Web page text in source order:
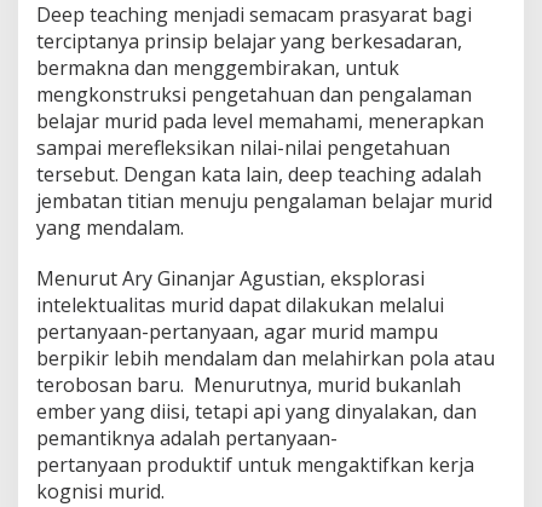
Deep teaching menjadi semacam prasyarat bagi
terciptanya prinsip belajar yang berkesadaran,
bermakna dan menggembirakan, untuk
mengkonstruksi pengetahuan dan pengalaman
belajar murid pada level memahami, menerapkan
sampai merefleksikan nilai-nilai pengetahuan
tersebut. Dengan kata lain, deep teaching adalah
jembatan titian menuju pengalaman belajar murid
yang mendalam.
Menurut Ary Ginanjar Agustian, eksplorasi
intelektualitas murid dapat dilakukan melalui
pertanyaan-pertanyaan, agar murid mampu
berpikir lebih mendalam dan melahirkan pola atau
terobosan baru. Menurutnya, murid bukanlah
ember yang diisi, tetapi api yang dinyalakan, dan
pemantiknya adalah pertanyaan-
pertanyaan produktif untuk mengaktifkan kerja
kognisi murid.